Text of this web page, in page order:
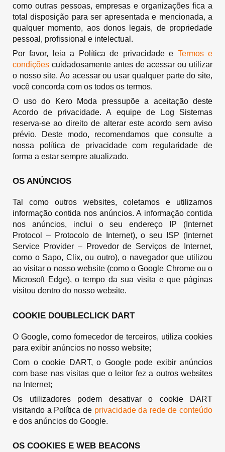
como outras pessoas, empresas e organizações fica a
total disposição para ser apresentada e mencionada, a
qualquer momento, aos donos legais, de propriedade
pessoal, profissional e intelectual.
Por favor, leia a Política de privacidade e Termos e
condições cuidadosamente antes de acessar ou utilizar
o nosso site. Ao acessar ou usar qualquer parte do site,
você concorda com os todos os termos.
O uso do Kero Moda pressupõe a aceitação deste
Acordo de privacidade. A equipe de Log Sistemas
reserva-se ao direito de alterar este acordo sem aviso
prévio. Deste modo, recomendamos que consulte a
nossa política de privacidade com regularidade de
forma a estar sempre atualizado.
OS ANÚNCIOS
Tal como outros websites, coletamos e utilizamos
informação contida nos anúncios. A informação contida
nos anúncios, inclui o seu endereço IP (Internet
Protocol – Protocolo de Internet), o seu ISP (Internet
Service Provider – Provedor de Serviços de Internet,
como o Sapo, Clix, ou outro), o navegador que utilizou
ao visitar o nosso website (como o Google Chrome ou o
Microsoft Edge), o tempo da sua visita e que páginas
visitou dentro do nosso website.
COOKIE DOUBLECLICK DART
O Google, como fornecedor de terceiros, utiliza cookies
para exibir anúncios no nosso website;
Com o cookie DART, o Google pode exibir anúncios
com base nas visitas que o leitor fez a outros websites
na Internet;
Os utilizadores podem desativar o cookie DART
visitando a Política de privacidade da rede de conteúdo
e dos anúncios do Google.
OS COOKIES E WEB BEACONS